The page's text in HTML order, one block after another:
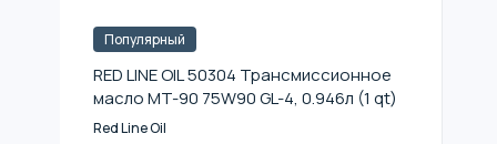
Популярный
RED LINE OIL 50304 Трансмиссионное
масло MT-90 75W90 GL-4, 0.946л (1 qt)
Red Line Oil